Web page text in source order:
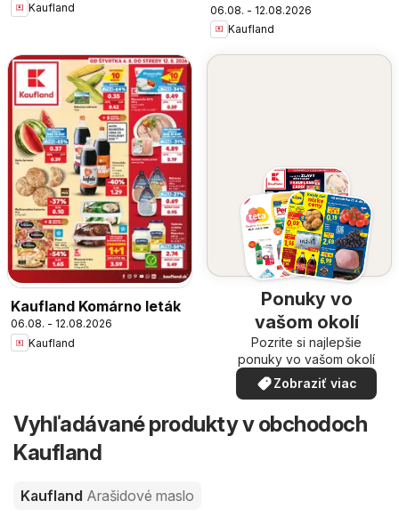
Kaufland
06.08. - 12.08.2026
Kaufland
Kaufland Komárno leták
06.08. - 12.08.2026
Kaufland
Ponuky vo
vašom okolí
Pozrite si najlepšie
ponuky vo vašom okolí
Zobraziť viac
Vyhľadávané produkty v obchodoch
Kaufland
Kaufland Arašidové maslo